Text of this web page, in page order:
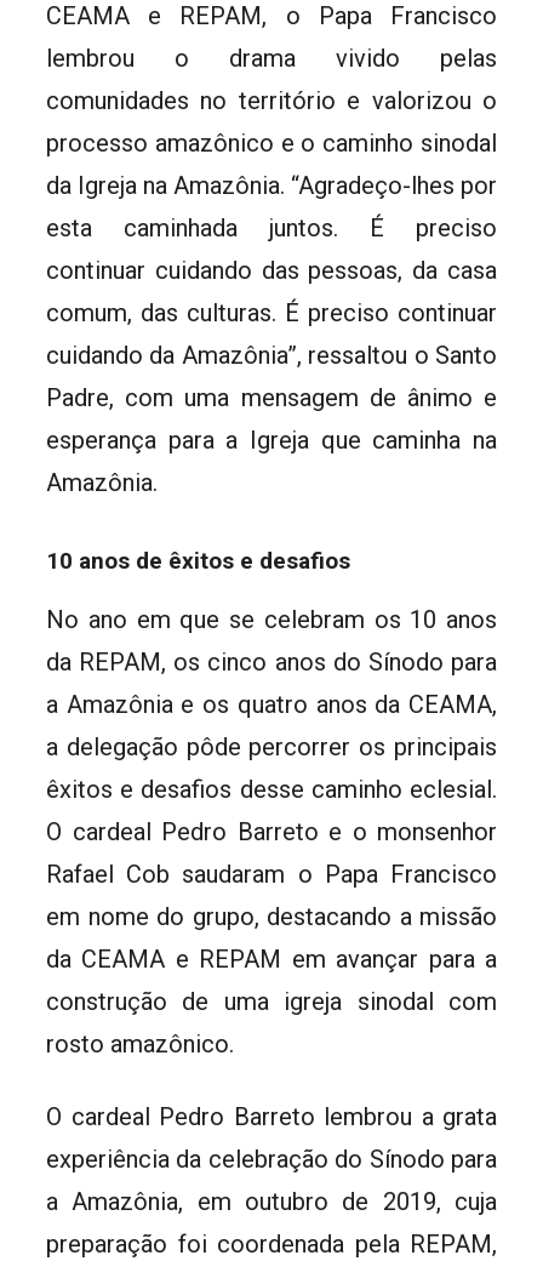
CEAMA e REPAM, o Papa Francisco
lembrou o drama vivido pelas
comunidades no território e valorizou o
processo amazônico e o caminho sinodal
da Igreja na Amazônia. “Agradeço-lhes por
esta caminhada juntos. É preciso
continuar cuidando das pessoas, da casa
comum, das culturas. É preciso continuar
cuidando da Amazônia”, ressaltou o Santo
Padre, com uma mensagem de ânimo e
esperança para a Igreja que caminha na
Amazônia.
10 anos de êxitos e desafios
No ano em que se celebram os 10 anos
da REPAM, os cinco anos do Sínodo para
a Amazônia e os quatro anos da CEAMA,
a delegação pôde percorrer os principais
êxitos e desafios desse caminho eclesial.
O cardeal Pedro Barreto e o monsenhor
Rafael Cob saudaram o Papa Francisco
em nome do grupo, destacando a missão
da CEAMA e REPAM em avançar para a
construção de uma igreja sinodal com
rosto amazônico.
O cardeal Pedro Barreto lembrou a grata
experiência da celebração do Sínodo para
a Amazônia, em outubro de 2019, cuja
preparação foi coordenada pela REPAM,